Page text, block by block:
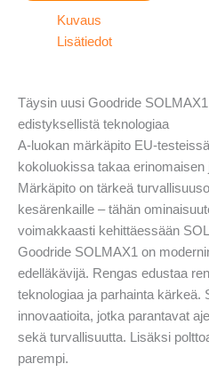
18
määrä
Kuvaus
Lisätiedot
Täysin uusi Goodride
edistyksellistä teknologiaa
A-luokan märkäpito EU-
kokoluokissa takaa
Märkäpito on tärkeä
kesärenkaille – tähän
voimakkaasti kehittäessään
Goodride SOLMAX1 on
edelläkävijä. Rengas edustaa
teknologiaa ja parhainta kärkeä.
innovaatioita, jotka parantavat
sekä turvallisuutta. Lisäksi
parempi.